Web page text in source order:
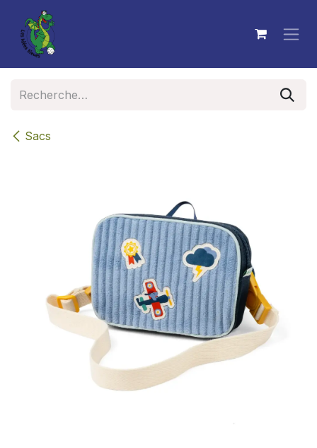
Se rendre au contenu
Sacs